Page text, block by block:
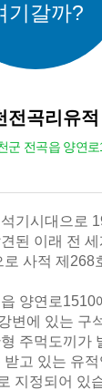
기갈까?
전곡리유적
군 전곡읍 양연
기시대으로
된 이래 전
사적 제268
양연로1510
변에 있는 구
주먹도끼가
고 있는 유
지정되어 있